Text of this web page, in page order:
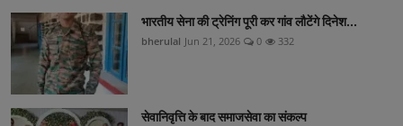
भारतीय सेना की ट्रेनिंग पूरी कर गांव लौटेंगे दिनेश...
bherulal Jun 21, 2026 0 332
सेवानिवृत्ति के बाद समाजसेवा का संकल्प